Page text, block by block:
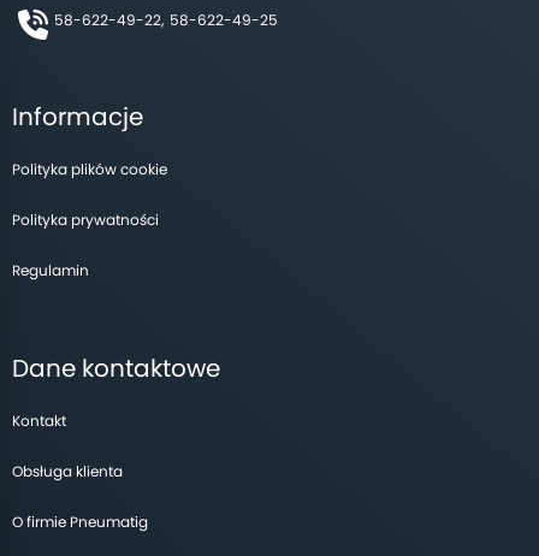
58-622-49-22, 58-622-49-25
Informacje
Polityka plików cookie
Polityka prywatności
Regulamin
Dane kontaktowe
Kontakt
Obsługa klienta
O firmie Pneumatig